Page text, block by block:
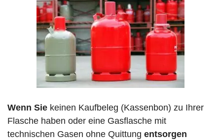
Wenn Sie keinen Kaufbeleg (Kassenbon) zu Ihrer
Flasche haben oder eine Gasflasche mit
technischen Gasen ohne Quittung entsorgen